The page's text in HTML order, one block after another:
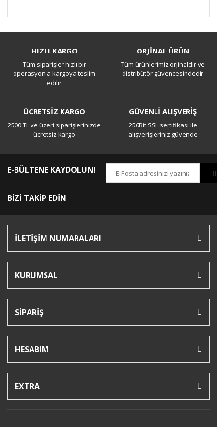
Yorum Yaz
HIZLI KARGO
Tüm siparişler hızlı bir
operasyonla kargoya teslim
edilir
ORJİNAL ÜRÜN
Tüm ürünlerimiz orjinaldir ve
distribütör güvencesindedir
ÜCRETSİZ KARGO
2500 TL ve üzeri siparişlerinizde
ücretsiz kargo
GÜVENLİ ALIŞVERİŞ
256Bit SSL sertifikası ile
alışverişleriniz güvende
E-BÜLTENE KAYDOLUN!
BİZİ TAKİP EDİN
İLETİŞİM NUMARALARI
KURUMSAL
SİPARİŞ
HESABIM
EXTRA